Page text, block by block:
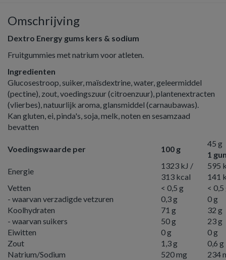
Omschrijving
Dextro Energy gums kers & sodium
Fruitgummies met natrium voor atleten.
Ingredienten
Glucosestroop, suiker, maïsdextrine, water, geleermiddel
(pectine), zout, voedingszuur (citroenzuur), plantenextracten
(vlierbes), natuurlijk aroma, glansmiddel (carnaubawas).
Kan gluten, ei, pinda's, soja, melk, noten en sesamzaad
bevatten
Voedingswaarde per 100 g
45 g
1
Energie
1323 kJ /
313 kcal
595
141
Vetten
< 0,5 g
< 0,5
- waarvan verzadigde vetzuren
0,3 g
0 g
Koolhydraten
71 g
32 g
- waarvan suikers
50 g
23 g
Eiwitten
0 g
0 g
Zout
1,3 g
0,6 g
Natrium/Sodium
520 mg
234